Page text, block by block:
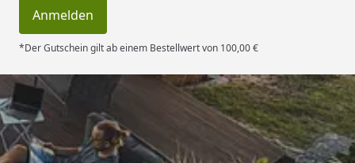
Anmelden
*Der Gutschein gilt ab einem Bestellwert von 100,00 €
Trusted Shops